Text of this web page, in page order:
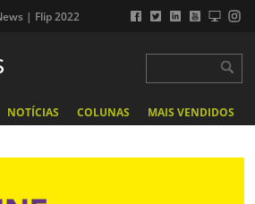
| Flip 2022
NOTÍCIAS COLUNAS MAIS VENDIDOS